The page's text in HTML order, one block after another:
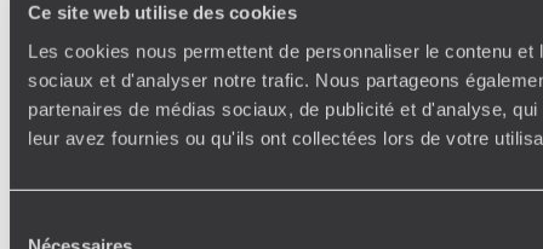
Ce site web utilise des cookies
Les cookies nous permettent de personnaliser le contenu
sociaux et d'analyser notre trafic. Nous partageons
partenaires de médias sociaux, de publicité et d'analyse,
leur avez fournies ou qu'ils ont collectées lors de votre